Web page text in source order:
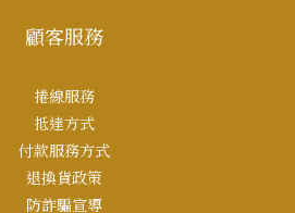
顧客服務
捲線服務
抵達方式
付款服務方式
退換貨政策
防詐騙宣導